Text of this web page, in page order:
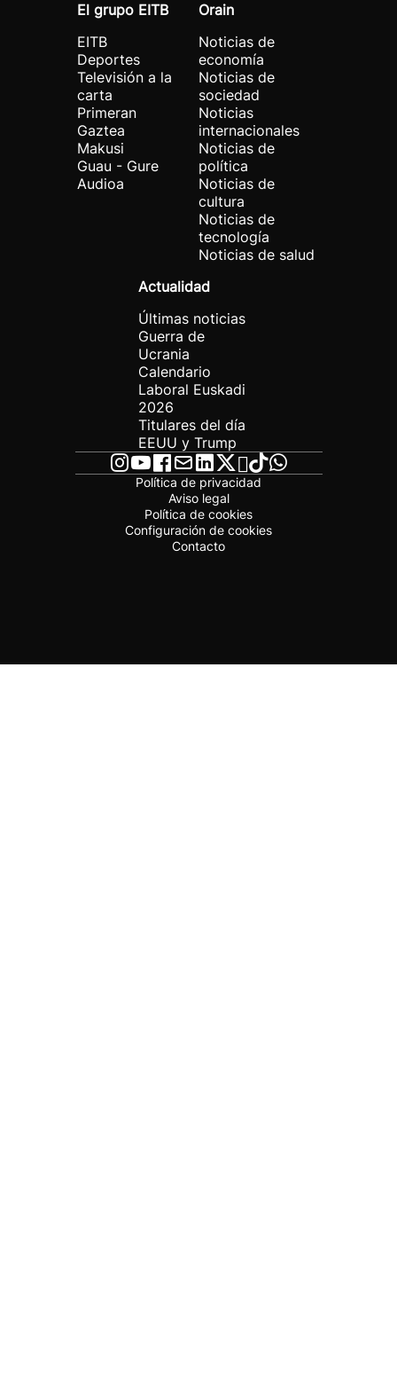
El grupo EITB
EITB
Deportes
Televisión a la
carta
Primeran
Gaztea
Makusi
Guau - Gure
Audioa
Orain
Noticias de
economía
Noticias de
sociedad
Noticias
internacionales
Noticias de
política
Noticias de
cultura
Noticias de
tecnología
Noticias de salud
Actualidad
Últimas noticias
Guerra de
Ucrania
Calendario
Laboral Euskadi
2026
Titulares del día
EEUU y Trump
Política de privacidad
Aviso legal
Política de cookies
Configuración de cookies
Contacto